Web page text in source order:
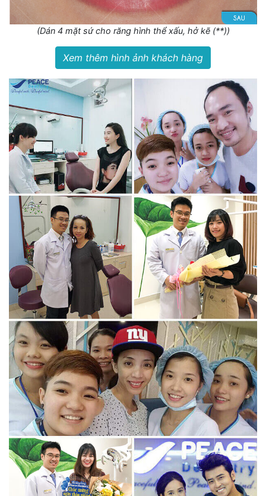
(Dán 4 mặt sứ cho răng hình thể xấu, hở kẽ (**))
Xem thêm hình ảnh khách hàng